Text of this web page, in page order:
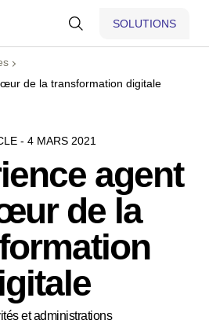
SOLUTIONS
de la transformation digitale
- 4 MARS 2021
agent
de la
et administrations